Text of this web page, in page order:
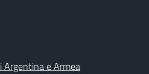
Argentina e Armea